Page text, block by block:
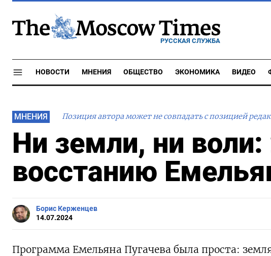
РУССКАЯ СЛУЖБА
НОВОСТИ МНЕНИЯ ОБЩЕСТВО ЭКОНОМИКА ВИДЕО
МНЕНИЯ Позиция автора может не совпадать с позицией
Ни земли, ни воли:
восстанию
Борис Керженцев
14.07.2024
Программа Емельяна Пугачева была проста: